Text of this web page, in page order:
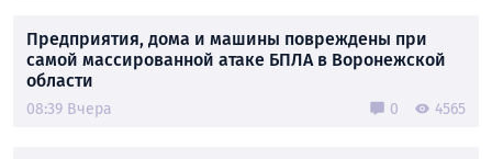
Предприятия, дома и машины повреждены при
самой массированной атаке БПЛА в Воронежской
области
08:39 Вчера 0 4565